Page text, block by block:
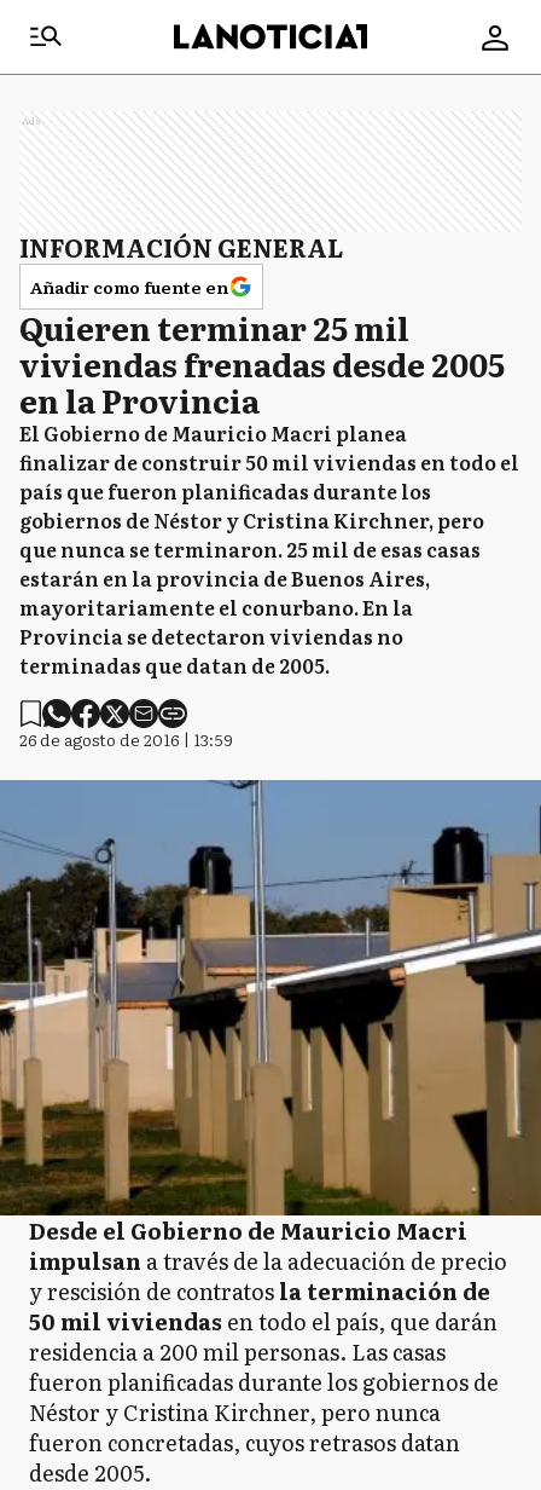
Ads
INFORMACIÓN GENERAL
Añadir como fuente en
Quieren terminar 25 mil
viviendas frenadas desde 2005
en la Provincia
El Gobierno de Mauricio Macri planea
finalizar de construir 50 mil viviendas en todo el
país que fueron planificadas durante los
gobiernos de Néstor y Cristina Kirchner, pero
que nunca se terminaron. 25 mil de esas casas
estarán en la provincia de Buenos Aires,
mayoritariamente el conurbano. En la
Provincia se detectaron viviendas no
terminadas que datan de 2005.
26 de agosto de 2016 | 13:59
Desde el Gobierno de Mauricio Macri
impulsan a través de la adecuación de precio
y rescisión de contratosla terminación de
50 mil viviendas en todo el país, que darán
residencia a 200 mil personas. Las casas
fueron planificadas durante los gobiernos de
Néstor y Cristina Kirchner, pero nunca
fueron concretadas, cuyos retrasos datan
desde 2005.